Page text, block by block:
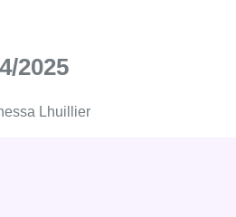
2025
Lhuillier